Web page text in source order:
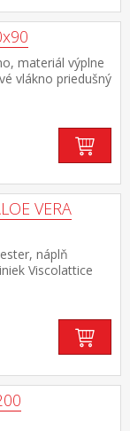
materiál výplne
vlákno priedušný
regulácie
do 60 °C
VERA
náplň
Viscolattice
pamäť,
VERA prateľný